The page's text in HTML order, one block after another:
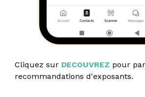
Cliquez sur DECOUVREZ pour
recommandations d'exposants.